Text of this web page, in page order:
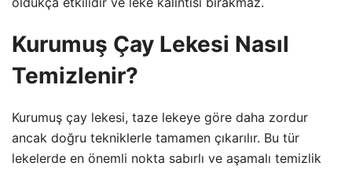
Kurumuş Çay Lekesi Nasıl
Temizlenir?
Kurumuş çay lekesi, taze lekeye göre daha zordur
ancak doğru tekniklerle tamamen çıkarılır. Bu tür
lekelerde en önemli nokta sabırlı ve aşamalı temizlik